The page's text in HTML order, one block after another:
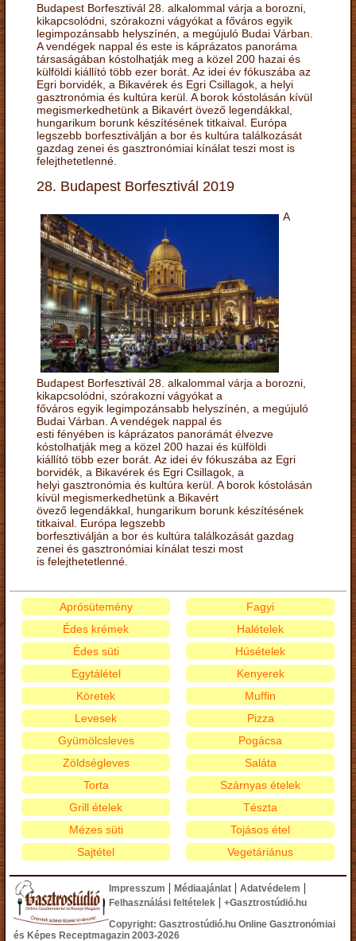
Budapest Borfesztivál 28. alkalommal várja a borozni,
kikapcsolódni, szórakozni vágyókat a főváros egyik
legimpozánsabb helyszínén, a megújuló Budai Várban.
A vendégek nappal és este is káprázatos panoráma
társaságában kóstolhatják meg a közel 200 hazai és
külföldi kiállító több ezer borát. Az idei év fókuszába az
Egri borvidék, a Bikavérek és Egri Csillagok, a helyi
gasztronómia és kultúra kerül. A borok kóstolásán kívül
megismerkedhetünk a Bikavért övező legendákkal,
hungarikum borunk készítésének titkaival. Európa
legszebb borfesztiválján a bor és kultúra találkozását
gazdag zenei és gasztronómiai kínálat teszi most is
felejthetetlenné.
28. Budapest Borfesztivál 2019
A
Budapest Borfesztivál 28. alkalommal várja a borozni,
kikapcsolódni, szórakozni vágyókat a
főváros egyik legimpozánsabb helyszínén, a megújuló
Budai Várban. A vendégek nappal és
esti fényében is káprázatos panorámát élvezve
kóstolhatják meg a közel 200 hazai és külföldi
kiállító több ezer borát. Az idei év fókuszába az Egri
borvidék, a Bikavérek és Egri Csillagok, a
helyi gasztronómia és kultúra kerül. A borok kóstolásán
kívül megismerkedhetünk a Bikavért
övező legendákkal, hungarikum borunk készítésének
titkaival. Európa legszebb
borfesztiválján a bor és kultúra találkozását gazdag
zenei és gasztronómiai kínálat teszi most
is felejthetetlenné.
Aprósütemény
Édes krémek
Édes süti
Egytálétel
Fagyi
Halételek
Húsételek
Kenyerek
Köretek
Levesek
Gyümölcsleves
Zöldségleves
Muffin
Pizza
Pogácsa
Saláta
Torta
Grill ételek
Mézes süti
Sajtétel
Szárnyas ételek
Tészta
Tojásos étel
Vegetáriánus
Impresszum | Médiaajánlat | Adatvédelem |
Felhasználási feltételek | +Gasztrostúdió.hu
Copyright: Gasztrostúdió.hu Online Gasztronómiai
és Képes Receptmagazin 2003-2026